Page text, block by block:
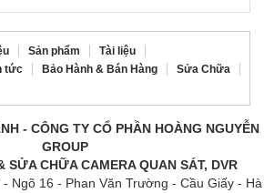
Sản phẩm
Tài liệu
tức Bảo Hành & Bán Hàng
Sửa Chữa
- CÔNG TY CỔ PHẦN HOÀNG NGUYỄN
GROUP
SỬA CHỮA CAMERA QUAN SÁT, DVR
Ngõ 16 - Phan Văn Trường - Cầu Giấy - Hà